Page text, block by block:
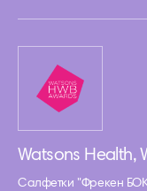
Watsons Health,
Салфетки "Фрекен